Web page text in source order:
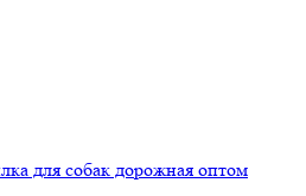
для собак дорожная оптом